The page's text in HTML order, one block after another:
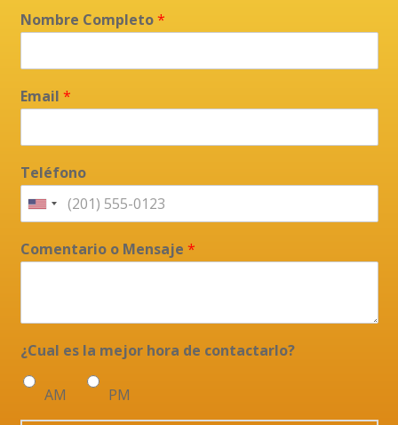
Nombre Completo*
Email *
Teléfono
Comentario o Mensaje *
¿Cual es la mejor hora de contactarlo?
AM PM